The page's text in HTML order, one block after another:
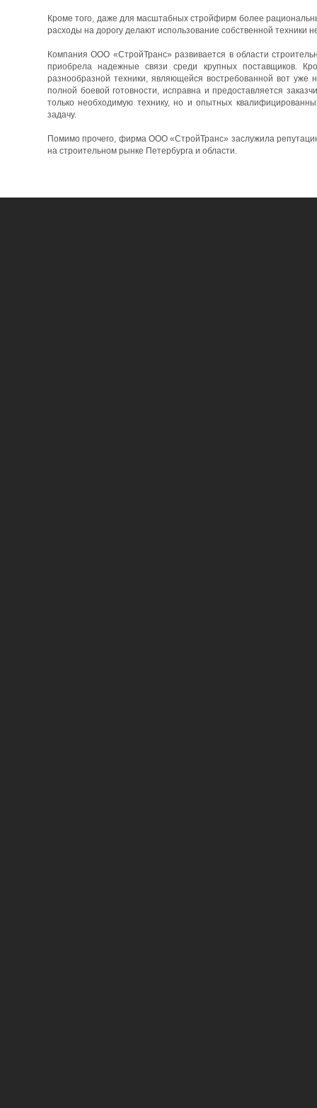
Кроме того, даже для масштабных стройфирм более
расходы на дорогу делают использование собственной техники
Компания ООО «СтройТранс» развивается в области
приобрела надежные связи среди крупных поставщиков.
разнообразной техники, являющейся востребованной вот уже
полной боевой готовности, исправна и предоставляется
только необходимую технику, но и опытных
задачу.
Помимо прочего, фирма ООО «СтройТранс» заслужила
на строительном рынке Петербурга и области.